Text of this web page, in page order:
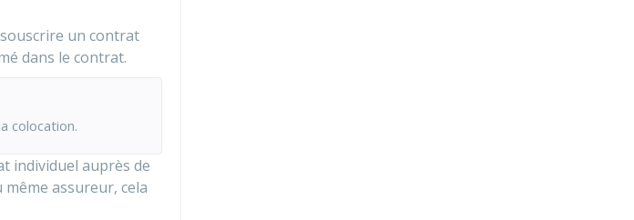
un contrat
dans le contrat.
colocation.
individuel auprès de
assureur, cela